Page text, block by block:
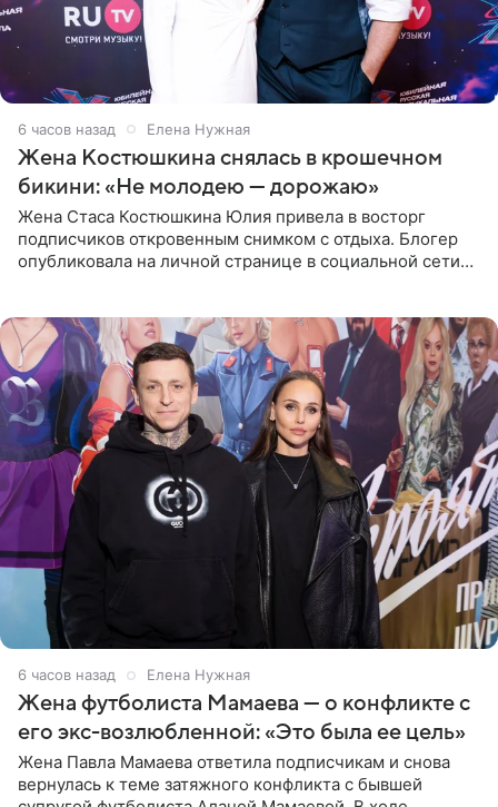
6 часов назад Елена Нужная
Жена Костюшкина снялась в крошечном
бикини: «Не молодею — дорожаю»
Жена Стаса Костюшкина Юлия привела в восторг
подписчиков откровенным снимком с отдыха. Блогер
опубликовала на личной странице в социальной сети
6 часов назад Елена Нужная
Жена футболиста Мамаева — о конфликте с
его экс-возлюбленной: «Это была ее цель»
Жена Павла Мамаева ответила подписчикам и снова
вернулась к теме затяжного конфликта с бывшей